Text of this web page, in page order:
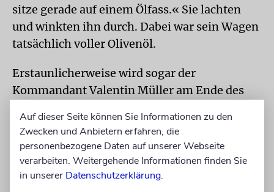
sitze gerade auf einem Ölfass.« Sie lachten
und winkten ihn durch. Dabei war sein Wagen
tatsächlich voller Olivenöl.
Erstaunlicherweise wird sogar der
Kommandant Valentin Müller am Ende des
im NS-Uniform. Mehrmals intervenierte er
persönlich, als andere Nazis die Einwohner
malträtierten. Auch wenn er nicht direkt über
die Rettung der Juden informiert war, wird er
Auf dieser Seite können Sie Informationen zu den
Zwecken und Anbietern erfahren, die
personenbezogene Daten auf unserer Webseite
verarbeiten. Weitergehende Informationen finden Sie
in unserer Datenschutzerklärung.